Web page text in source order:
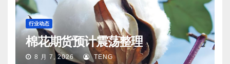
行业动态
棉花期货预计震荡整理
8 月 7, 2026 TENG